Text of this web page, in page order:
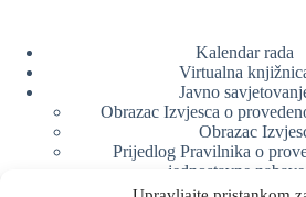
Kalendar rada
Virtualna
Javno
Obrazac Izvjesca o
Obrazac
Prijedlog Pravilnika o
jednostavne nabave
Obrazlozenje uz prijedlog